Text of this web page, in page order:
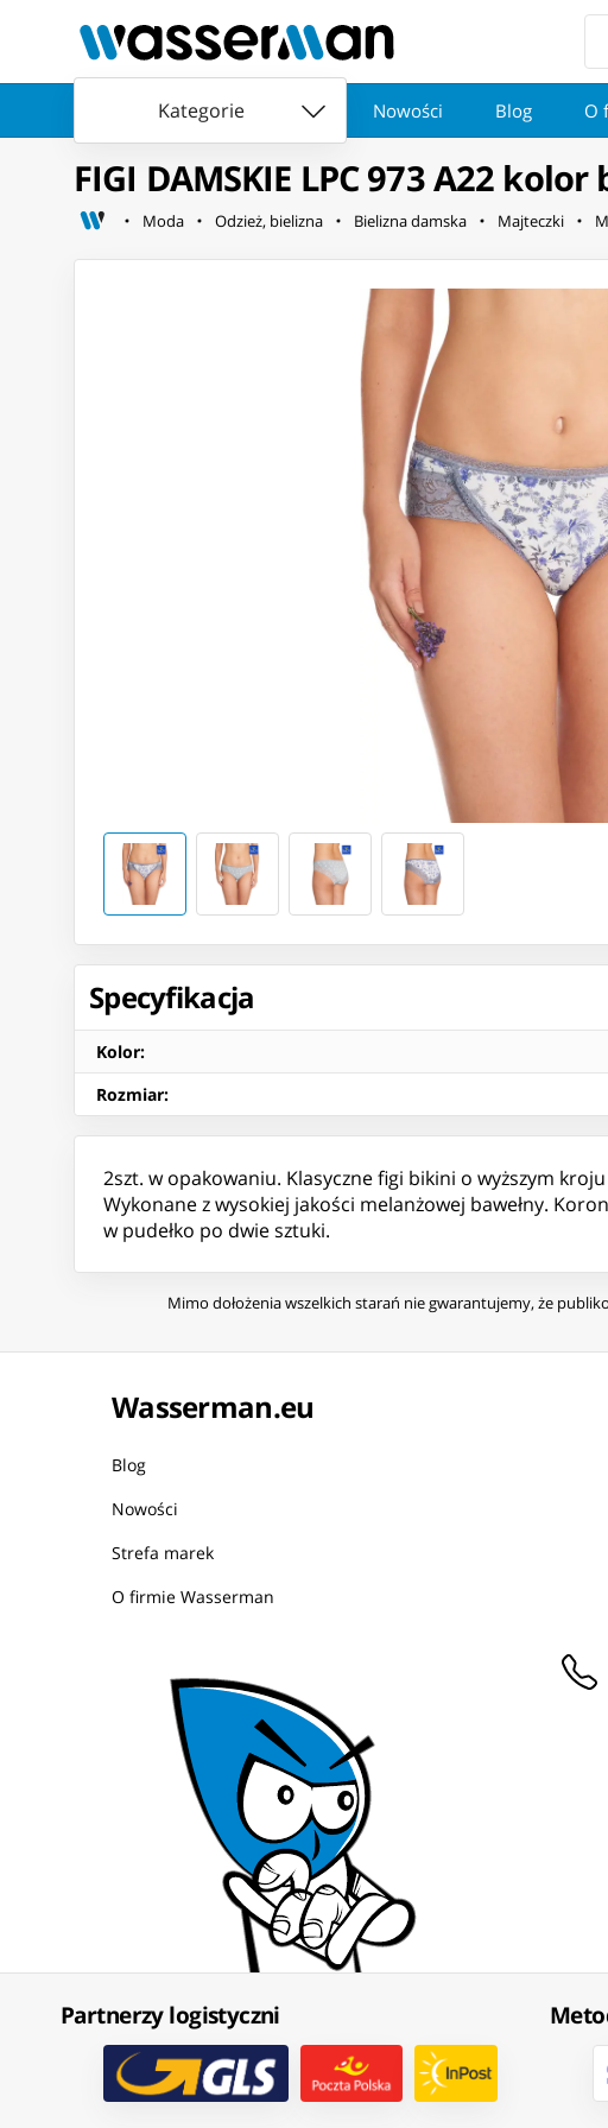
Kategorie Nowości Blog O
FIGI DAMSKIE LPC 973 A22
Moda Odzież, bielizna Bielizna damska Majteczki
Specyfikacja
Kolor:
Rozmiar:
2szt. w opakowaniu. Klasyczne figi bikini o wyższym
Wykonane z wysokiej jakości melanżowej bawełny.
w pudełko po dwie sztuki.
Mimo dołożenia wszelkich starań nie gwarantujemy, że
Wasserman.eu
Blog
Nowości
Strefa marek
O firmie Wasserman
Partnerzy logistyczni